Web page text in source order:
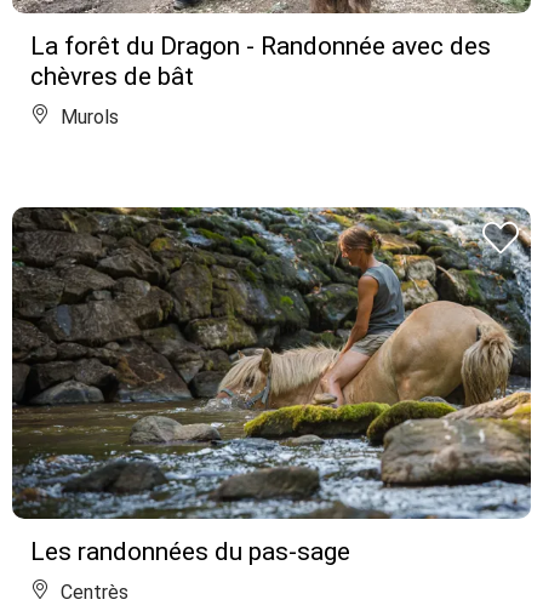
La forêt du Dragon - Randonnée avec des
chèvres de bât
Murols
Les randonnées du pas-sage
Centrès